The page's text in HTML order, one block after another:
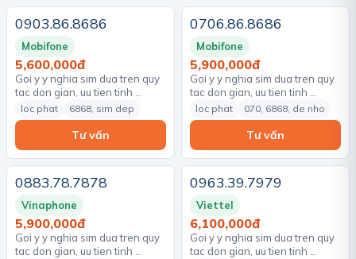
0903.86.8686
Mobifone
5,600,000đ
Goi y y nghia sim dua tren quy
tac don gian, uu tien tinh …
loc phat 6868, sim dep
Tư vấn
0706.86.8686
Mobifone
5,900,000đ
Goi y y nghia sim dua tren quy
tac don gian, uu tien tinh …
loc phat 070, 6868, de nho
Tư vấn
0883.78.7878
Vinaphone
5,900,000đ
Goi y y nghia sim dua tren quy
tac don gian, uu tien tinh …
0963.39.7979
Viettel
6,100,000đ
Goi y y nghia sim dua tren quy
tac don gian, uu tien tinh …